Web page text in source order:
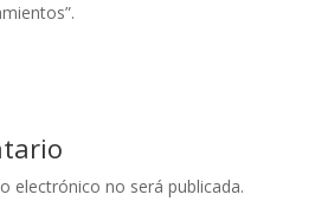
electrónico no será publicada.